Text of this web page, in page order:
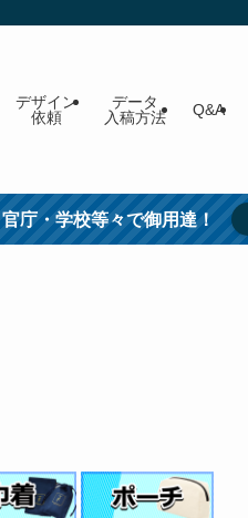
デザイン
依頼
データ
入稿方法
Q&A
庁・学校等々で御用達！